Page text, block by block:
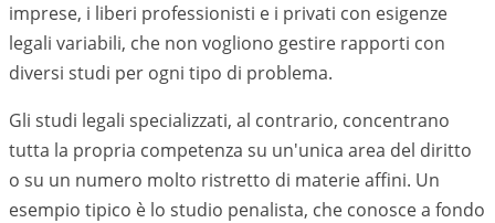
imprese, i liberi professionisti e i privati con esigenze
legali variabili, che non vogliono gestire rapporti con
diversi studi per ogni tipo di problema.
Gli studi legali specializzati, al contrario, concentrano
tutta la propria competenza su un'unica area del diritto
o su un numero molto ristretto di materie affini. Un
esempio tipico è lo studio penalista, che conosce a fondo